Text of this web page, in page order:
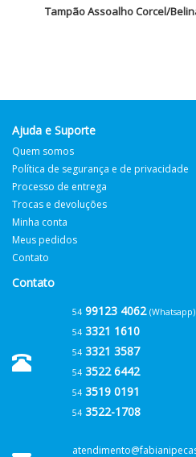
Tampão Assoalho Corcel/
Ajuda e Suporte
Quem somos
Política de segurança e de privacidade
Processo de entrega
Trocas e devoluções
Minha conta
Meus pedidos
Contato
Contato
5499123 4062 (Whatsapp)
543321 1610
543321 3587
543522 6442
543519 0191
543522-1708